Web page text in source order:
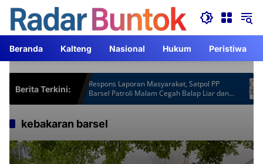
Langsung
konten
Beranda Kalteng Nasional Hukum Peristiwa
Berita Terkini:Respons Laporan Masyarakat, Satpol PP
Barsel Patroli Malam Cegah Balap Liar dan
Knalpot Brong
kebakaran barsel